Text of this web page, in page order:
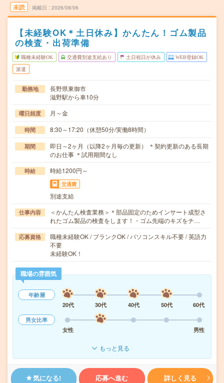
未読 掲載日 2026/08/06
【未経験OK＊土日休み】かんたん！ゴム製品
の検査・出荷準備
職種未経験OK 交通費別途支給あり 土日祝日が休み WEB登録OK
派遣
勤務地
長野県東御市
滋野駅から車10分
曜日頻度 月～金
時間 8:30～17:20（休憩50分/実働8時間）
期間
即日～2ヶ月（以降2ヶ月毎の更新） ＊契約更新のある長期
のお仕事 ＊試用期間なし
時給 時給1200円～
交通費
別途支給
仕事内容
＜かんたん検査業務＞＊部品固定のためインサート成型さ
れたゴム製品の検査をします！・ゴム先端のキズをチ…
応募資格
職種未経験OK / ブランクOK / パソコンスキル不要 / 英語力
不要
未経験OK！
職場の雰囲気
年齢層
20代
30代 40代 50代
60代
男女比率
女性
男性
もっと見る
気になる! 応募へ進む 詳しく見る